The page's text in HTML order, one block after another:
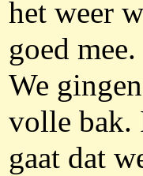
het weer
goed mee.
We
volle bak.
gaat dat